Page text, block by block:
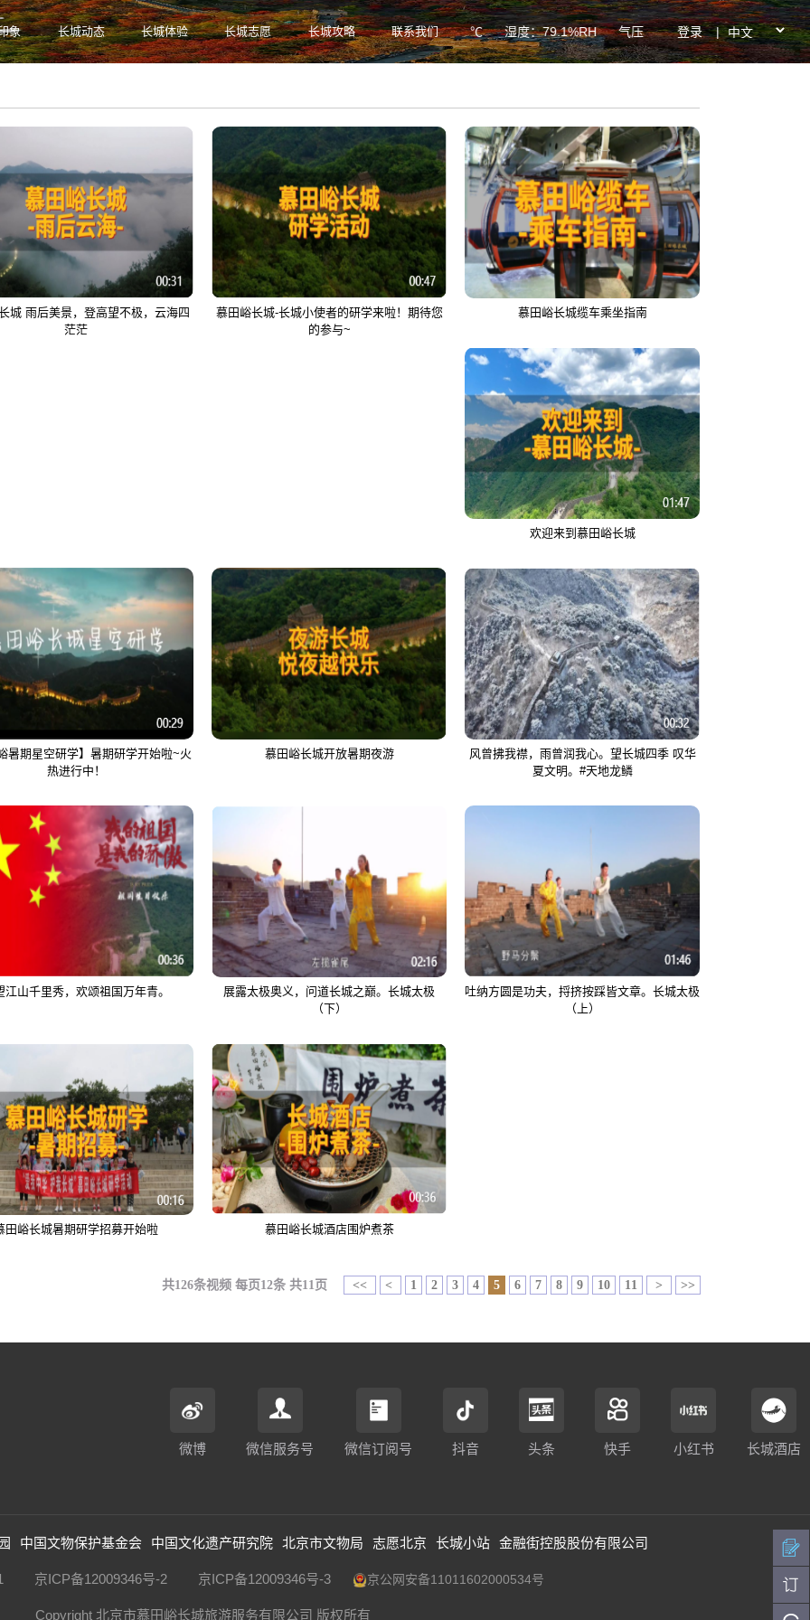
象 长城动态 长城体验 长城志愿 长城攻略 联系我们
温度：26.1℃ 湿度：79.1%RH 气压：938.5hPa PM2.5：33ug/
登录 |
城 雨后美景，登高望不极，云海四
茫茫
慕田峪长城-长城小使者的研学来啦！期待您
的参与~
慕田峪长城缆车乘坐指南
欢迎来到慕田峪长城
暑期星空研学】暑期研学开始啦~火
热进行中！
慕田峪长城开放暑期夜游
风曾拂我襟，雨曾润我心。望长城四季 叹华
夏文明。#天地龙鳞
江山千里秀，欢颂祖国万年青。
展露太极奥义，问道长城之巅。长城太极
（下）
吐纳方圆是功夫，捋挤按踩皆文章。长城太极
（上）
田峪长城暑期研学招募开始啦 慕田峪长城酒店围炉煮茶
共126条视频 每页12条 共11页 << < 1 2 3 4 5 6 7 8 9 10 11 > >>
微博 微信服务号 微信订阅号 抖音 头条 快手 小红书 长城酒店
中国文物保护基金会 中国文化遗产研究院 北京市文物局 志愿北京 长城小站 金融街控股股份有限公司
京ICP备12009346号-2 京ICP备12009346号-3 京公网安备11011602000534号
Copyright 北京市慕田峪长城旅游服务有限公司 版权所有